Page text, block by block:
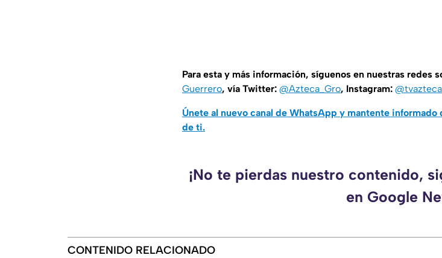
Para esta y más información, síguenos en nuestras redes
Guerrero, vía Twitter: @Azteca_Gro, Instagram:
Únete al nuevo canal de WhatsApp y mantente
de ti.
¡No te pierdas nuestro contenido,
en Google
CONTENIDO RELACIONADO